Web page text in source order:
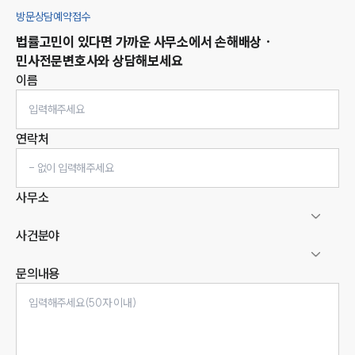
방문상담예약접수
법률고민이 있다면 가까운 사무소에서 손해배상 ·
민사전문변호사와 상담해보세요
이름
연락처
사무소
사건분야
문의내용